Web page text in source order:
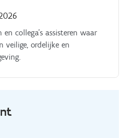
collega's assisteren waar
veilige, ordelijke en